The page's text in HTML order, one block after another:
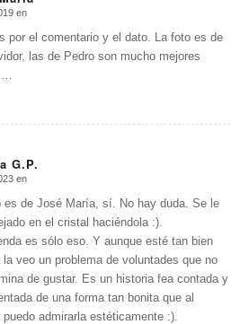
en
por el comentario y el dato. La foto es de
las de Pedro son mucho mejores
G.P.
en
es de José María, sí. No hay duda. Se le
en el cristal haciéndola :).
es sólo eso. Y aunque esté tan bien
veo un problema de voluntades que no
de gustar. Es un historia fea contada y
de una forma tan bonita que al
puedo admirarla estéticamente :).